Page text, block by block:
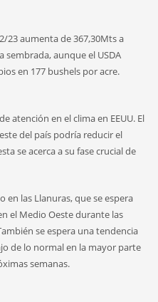
23 aumenta de 367,30Mts a
sembrada, aunque el USDA
en 177 bushels por acre.
atención en el clima en EEUU. El
del país podría reducir el
se acerca a su fase crucial de
en las Llanuras, que se espera
el Medio Oeste durante las
se espera una tendencia
de lo normal en la mayor parte
semanas.